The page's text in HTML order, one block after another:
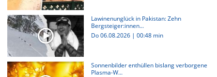
Lawinenunglück in Pakistan: Zehn
Bergsteiger:innen...
Do 06.08.2026 | 00:48 min
Sonnenbilder enthüllen bislang verborgene
Plasma-W...